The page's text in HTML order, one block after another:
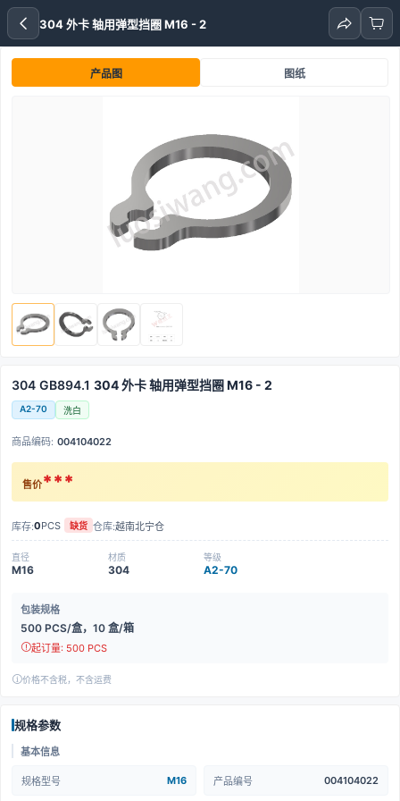
304 外卡 轴用弹型挡圈 M16 - 2
产品图 图纸
304 GB894.1 304 外卡 轴用弹型挡圈 M16 - 2
A2-70 洗白
商品编码: 004104022
售价***
库存:0PCS 缺货 仓库:越南北宁仓
直径
M16
材质
304
等级
A2-70
包装规格
500 PCS/盒，10 盒/箱
起订量: 500 PCS
价格不含税，不含运费
规格参数
基本信息
规格型号 M16 产品编号 004104022